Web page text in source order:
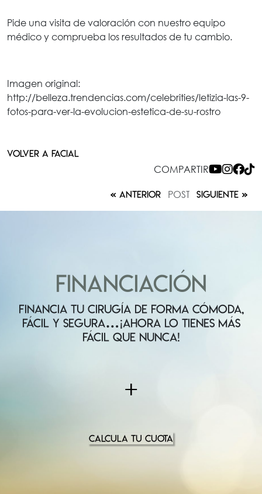
Pide una visita de valoración con nuestro equipo
médico y comprueba los resultados de tu cambio.
Imagen original:
http://belleza.trendencias.com/celebrities/letizia-las-9-
fotos-para-ver-la-evolucion-estetica-de-su-rostro
VOLVER A FACIAL
COMPARTIR
ANTERIOR POST SIGUIENTE
FINANCIACIÓN
FINANCIA TU CIRUGÍA DE FORMA CÓMODA,
FÁCIL Y SEGURA…¡AHORA LO TIENES MÁS
FÁCIL QUE NUNCA!
+
CALCULA TU CUOTA